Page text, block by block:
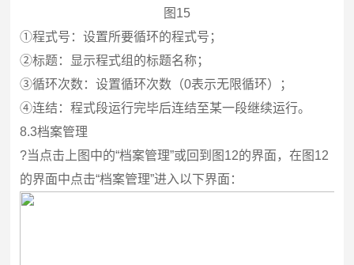
图15
①程式号：设置所要循环的程式号；
②标题：显示程式组的标题名称；
③循环次数：设置循环次数（0表示无限循环）；
④连结：程式段运行完毕后连结至某一段继续运行。
8.3档案管理
?当点击上图中的“档案管理”或回到图12的界面，在图12
的界面中点击“档案管理”进入以下界面：